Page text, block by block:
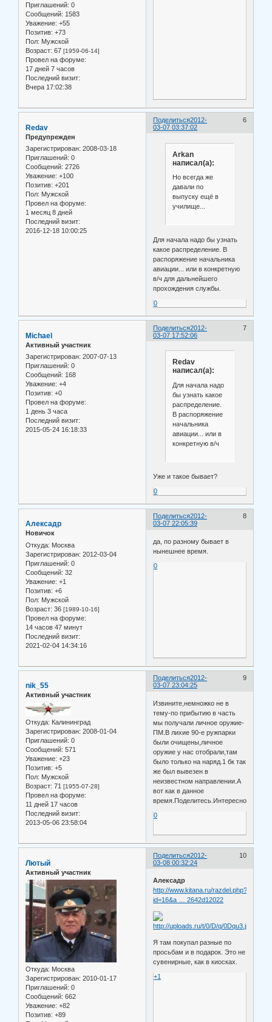
Приглашений: 0
Сообщений: 1583
Уважение: +55
Позитив: +73
Пол: Мужской
Возраст: 67 [1959-06-14]
Провел на форуме:
17 дней 7 часов
Последний визит:
Вчера 17:02:38
Поделиться 6
2012-
03-07 03:37:02
Redav
Предупрежден
Зарегистрирован: 2008-03-18
Приглашений: 0
Сообщений: 2726
Уважение: +100
Позитив: +201
Пол: Мужской
Провел на форуме:
1 месяц 8 дней
Последний визит:
2016-12-18 10:00:25
Arkan
написал(а):
Но всегда же
давали по
выпуску ещё в
училище...
Для начала надо бы узнать
какое распределение. В
распоряжение начальника
авиации... или в конкретную
в/ч для дальнейшего
прохождения службы.
0
Поделиться 7
2012-
03-07 17:52:06
Michael
Активный участник
Зарегистрирован: 2007-07-13
Приглашений: 0
Сообщений: 168
Уважение: +4
Позитив: +0
Провел на форуме:
1 день 3 часа
Последний визит:
2015-05-24 16:18:33
Redav
написал(а):
Для начала надо
бы узнать какое
распределение.
В распоряжение
начальника
авиации... или в
конкретную в/ч
Уже и такое бывает?
0
Поделиться 8
2012-
03-07 22:05:39
Алексадр
Новичок
Откуда: Москва
Зарегистрирован: 2012-03-04
Приглашений: 0
Сообщений: 32
Уважение: +1
Позитив: +6
Пол: Мужской
Возраст: 36 [1989-10-16]
Провел на форуме:
14 часов 47 минут
Последний визит:
2021-02-04 14:34:16
да, по разному бывает в
нынешнее время.
0
Поделиться 9
2012-
03-07 23:04:25
nik_55
Активный участник
Откуда: Калининград
Зарегистрирован: 2008-01-04
Приглашений: 0
Сообщений: 571
Уважение: +23
Позитив: +5
Пол: Мужской
Возраст: 71 [1955-07-28]
Провел на форуме:
11 дней 17 часов
Последний визит:
2013-05-06 23:58:04
Извините,немножко не в
тему-по прибытию в часть
мы получали личное оружие-
ПМ.В лихие 90-е ружпарки
были очищены,личное
оружие у нас отобрали,там
было только на наряд.1 бк так
же был вывезен в
неизвестном направлении.А
вот как в данное
время.Поделитесь.Интересно.
0
Поделиться 10
2012-
03-08 00:32:24
Лютый
Активный участник
Откуда: Москва
Зарегистрирован: 2010-01-17
Приглашений: 0
Сообщений: 662
Уважение: +82
Позитив: +89
Алексадр
http://www.kitana.ru/razdel.php?
id=16&a … 2642d12022
Я там покупал разные по
просьбам и в подарок. Это не
сувенирные, как в киосках.
+1